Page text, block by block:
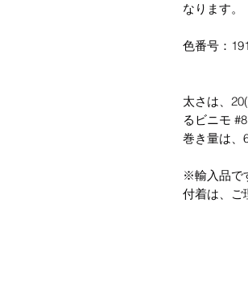
なります。
色番号：
太さは、
るビニモ
巻き量は、
※輸入品で
付着は、ご